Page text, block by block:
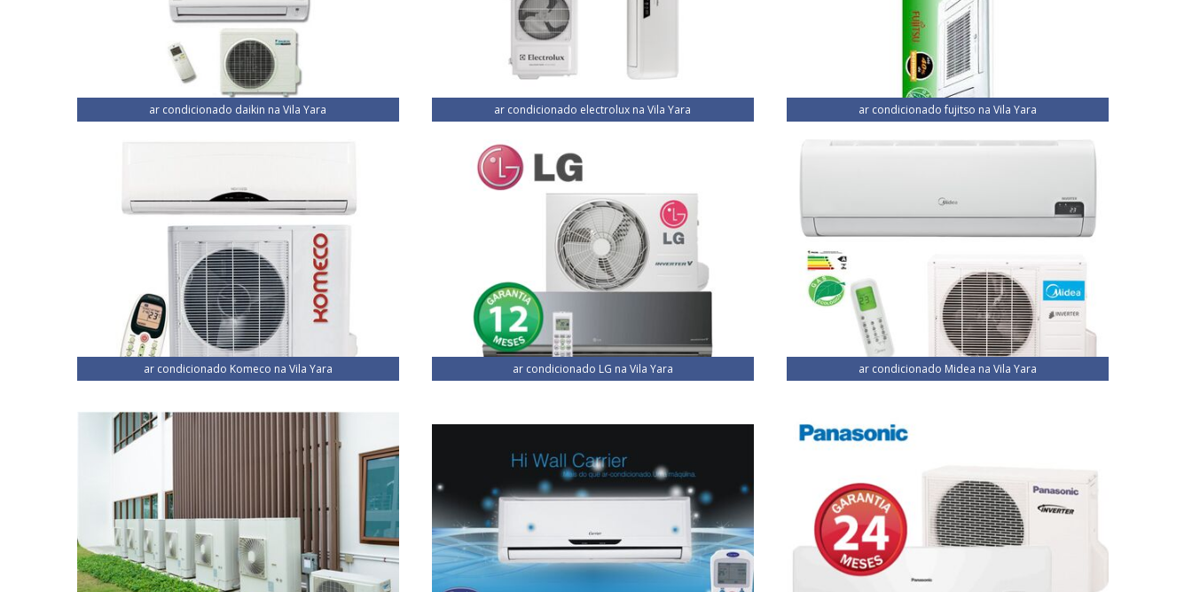
ar condicionado daikin na Vila Yara ar condicionado electrolux na Vila Yara ar condicionado fujitso na Vila Yara
ar condicionado Komeco na Vila Yara ar condicionado LG na Vila Yara ar condicionado Midea na Vila Yara